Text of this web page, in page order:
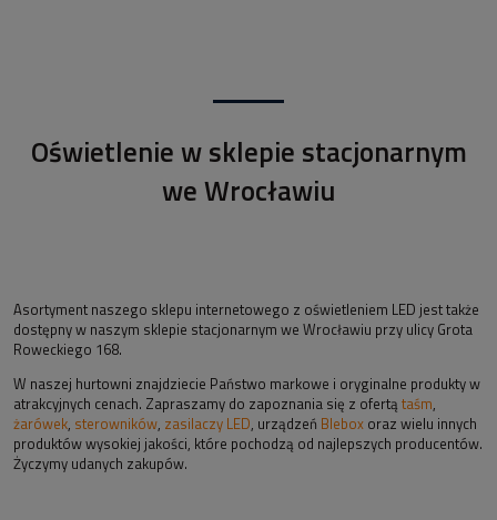
Oświetlenie w sklepie stacjonarnym
we Wrocławiu
Asortyment naszego sklepu internetowego z oświetleniem LED jest także
dostępny w naszym sklepie stacjonarnym we Wrocławiu przy ulicy Grota
Roweckiego 168.
W naszej hurtowni znajdziecie Państwo markowe i oryginalne produkty w
atrakcyjnych cenach. Zapraszamy do zapoznania się z ofertą taśm,
żarówek, sterowników, zasilaczy LED, urządzeń Blebox oraz wielu innych
produktów wysokiej jakości, które pochodzą od najlepszych producentów.
Życzymy udanych zakupów.